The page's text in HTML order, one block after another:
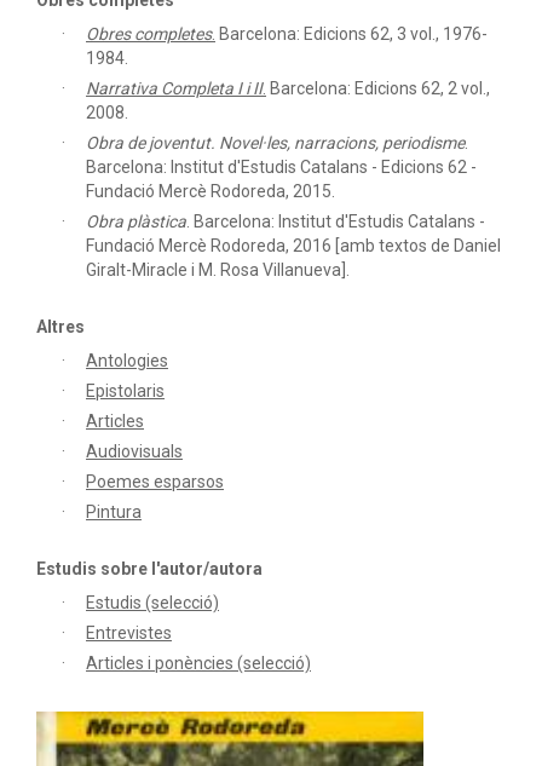
Obres completes. Barcelona: Edicions 62, 3 vol., 1976-
1984.
Narrativa Completa I i II. Barcelona: Edicions 62, 2 vol.,
2008.
Obra de joventut. Novel·les, narracions, periodisme.
Barcelona: Institut d'Estudis Catalans - Edicions 62 -
Fundació Mercè Rodoreda, 2015.
Obra plàstica Barcelona: Institut d'Estudis Catalans -
Fundació Mercè Rodoreda, 2016 [amb textos de Daniel
Giralt-Miracle i M. Rosa Villanueva].
Altres
Antologies
Epistolaris
Articles
Audiovisuals
Poemes esparsos
Pintura
Estudis sobre l'autor/autora
Estudis (selecció)
Entrevistes
Articles i ponències (selecció)